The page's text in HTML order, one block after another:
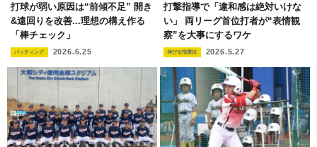
打球が弱い原因は“前傾不足” 開き
&遠回りを改善...理想の構え作る
「棒チェック」
バッティング 2026.6.25
打撃指導で「違和感は絶対いけな
い」 両リーグ首位打者が“表情観
察”を大事にするワケ
伸びる指導法 2026.5.27